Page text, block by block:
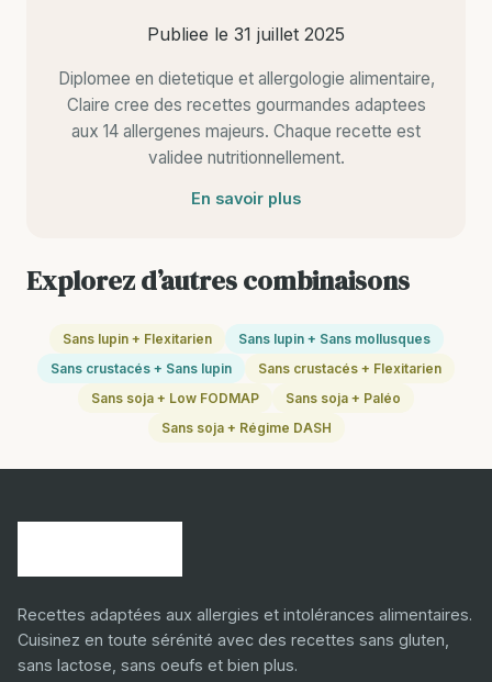
Publiee le 31 juillet 2025
Diplomee en dietetique et allergologie alimentaire,
Claire cree des recettes gourmandes adaptees
aux 14 allergenes majeurs. Chaque recette est
validee nutritionnellement.
En savoir plus
Explorez d’autres combinaisons
Sans lupin + Flexitarien
Sans lupin + Sans mollusques
Sans crustacés + Sans lupin
Sans crustacés + Flexitarien
Sans soja + Low FODMAP
Sans soja + Paléo
Sans soja + Régime DASH
Recettes adaptées aux allergies et intolérances alimentaires.
Cuisinez en toute sérénité avec des recettes sans gluten,
sans lactose, sans oeufs et bien plus.